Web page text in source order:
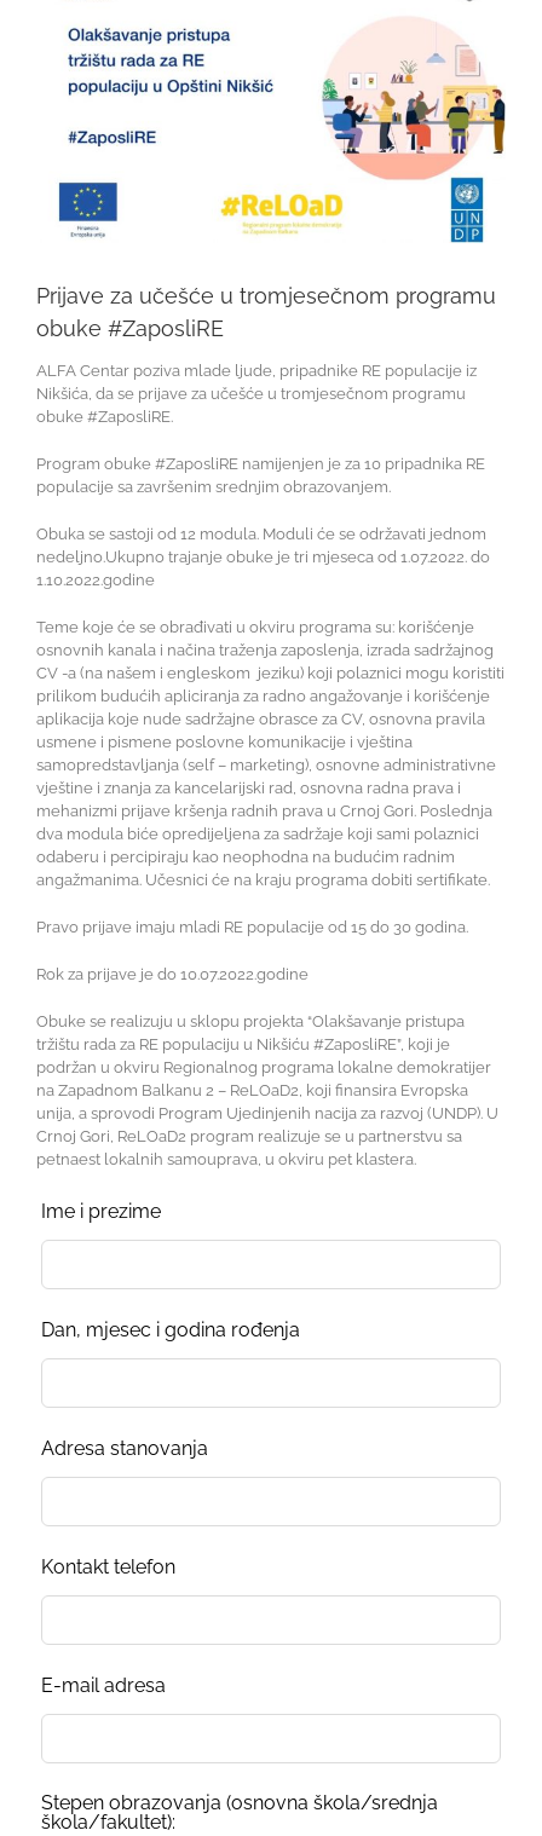
Prijave za učešće u tromjesečnom programu
obuke #ZaposliRE
ALFA Centar poziva mlade ljude, pripadnike RE populacije iz
Nikšića, da se prijave za učešće u tromjesečnom programu
obuke #ZaposliRE.
Program obuke #ZaposliRE namijenjen je za 10 pripadnika RE
populacije sa završenim srednjim obrazovanjem.
Obuka se sastoji od 12 modula. Moduli će se održavati jednom
nedeljno.Ukupno trajanje obuke je tri mjeseca od 1.07.2022. do
1.10.2022.godine
Teme koje će se obrađivati u okviru programa su: korišćenje
osnovnih kanala i načina traženja zaposlenja, izrada sadržajnog
CV -a (na našem i engleskom jeziku) koji polaznici mogu koristiti
prilikom budućih apliciranja za radno angažovanje i korišćenje
aplikacija koje nude sadržajne obrasce za CV, osnovna pravila
usmene i pismene poslovne komunikacije i vještina
samopredstavljanja (self – marketing), osnovne administrativne
vještine i znanja za kancelarijski rad, osnovna radna prava i
mehanizmi prijave kršenja radnih prava u Crnoj Gori. Poslednja
dva modula biće opredijeljena za sadržaje koji sami polaznici
odaberu i percipiraju kao neophodna na budućim radnim
angažmanima. Učesnici će na kraju programa dobiti sertifikate.
Pravo prijave imaju mladi RE populacije od 15 do 30 godina.
Rok za prijave je do 10.07.2022.godine
Obuke se realizuju u sklopu projekta “Olakšavanje pristupa
tržištu rada za RE populaciju u Nikšiću #ZaposliRE”, koji je
podržan u okviru Regionalnog programa lokalne demokratijer
na Zapadnom Balkanu 2 – ReLOaD2, koji finansira Evropska
unija, a sprovodi Program Ujedinjenih nacija za razvoj (UNDP). U
Crnoj Gori, ReLOaD2 program realizuje se u partnerstvu sa
petnaest lokalnih samouprava, u okviru pet klastera.
Leave
Ime i prezime
Dan, mjesec i godina rođenja
Adresa stanovanja
Kontakt telefon
E-mail adresa
Stepen obrazovanja (osnovna škola/srednja
škola/fakultet):